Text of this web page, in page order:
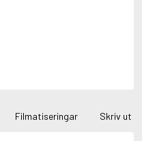
Filmatiseringar Skriv ut